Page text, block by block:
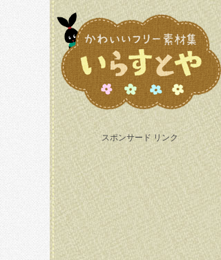
スポンサード リンク